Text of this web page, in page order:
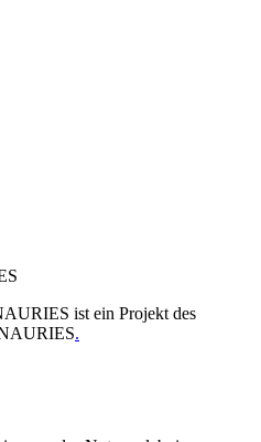
ist ein Projekt des
.